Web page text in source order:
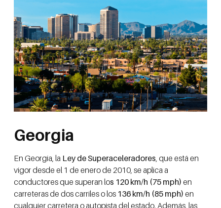
Georgia
En Georgia, la Ley de Superaceleradores , que está en
vigor desde el 1 de enero de 2010, se aplica a
conductores que superan los 120 km/h (75 mph) en
carreteras de dos carriles o los 136 km/h (85 mph) en
cualquier carretera o autopista del estado. Además, las